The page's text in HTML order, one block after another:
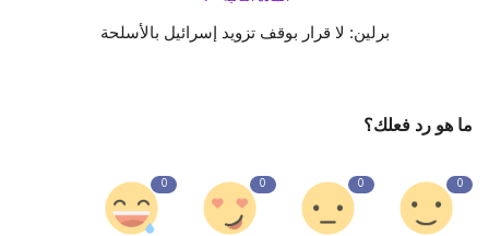
برلين: لا قرار بوقف تزويد إسرائيل بالأسلحة
ما هو رد فعلك؟
0
0
0
0